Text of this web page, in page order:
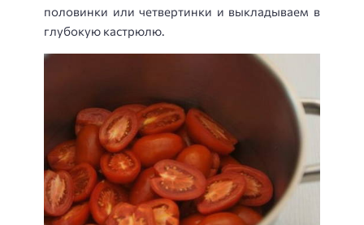
половинки или четвертинки и выкладываем в
глубокую кастрюлю.